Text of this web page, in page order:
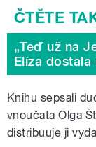
„Teď už na
Elíza
Knihu sepsali
vnoučata Olga
distribuuje ji